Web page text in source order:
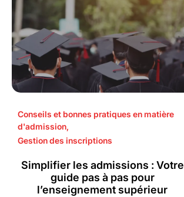
Conseils et bonnes pratiques en matière
d'admission,
Gestion des inscriptions
Simplifier les admissions : Votre
guide pas à pas pour
l’enseignement supérieur